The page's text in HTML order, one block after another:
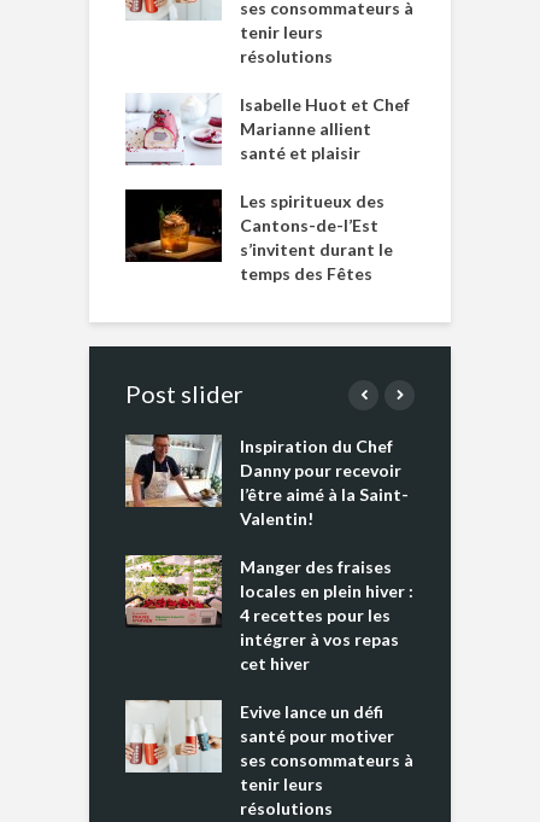
ses consommateurs à
tenir leurs
résolutions
Isabelle Huot et Chef
Marianne allient
santé et plaisir
Les spiritueux des
Cantons-de-l’Est
s’invitent durant le
temps des Fêtes
Post slider
Inspiration du Chef
Danny pour recevoir
l’être aimé à la Saint-
Valentin!
Manger des fraises
locales en plein hiver :
4 recettes pour les
intégrer à vos repas
cet hiver
Evive lance un défi
santé pour motiver
ses consommateurs à
tenir leurs
résolutions